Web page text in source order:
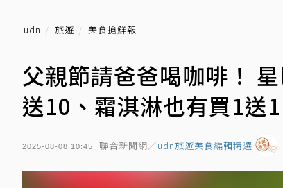
udn 旅遊 美食搶鮮報
父親節請爸爸喝咖啡！
送10、霜淇淋也有買1送1
2025-08-08 10:45 聯合新聞網／udn旅遊美食編輯精選